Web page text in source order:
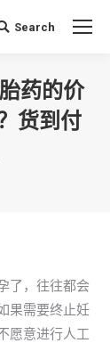
Search
药的价
货到付
了，往往都会
果需要终止妊
愿意进行人工